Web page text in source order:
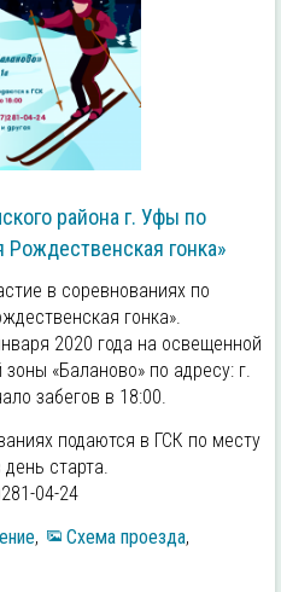
района г. Уфы по
гонка»
в соревнованиях по
гонка».
2020 года на освещенной
«Баланово» по адресу: г.
забегов в 18:00.
подаются в ГСК по месту
старта.
04-24
, Схема проезда,